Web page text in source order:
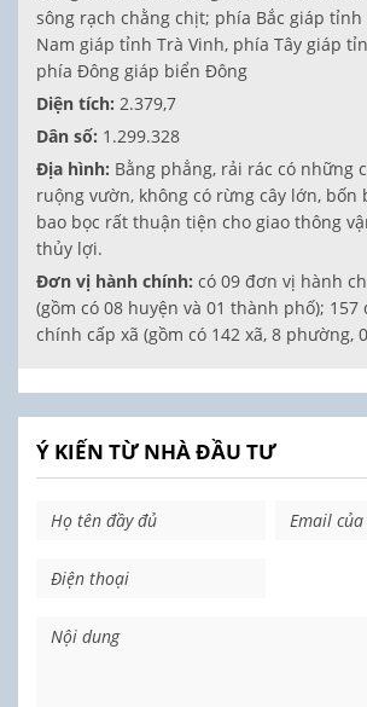
sông rạch chằng chịt; phía Bắc giáp tỉnh
Nam giáp tỉnh Trà Vinh, phía Tây giáp
phía Đông giáp biển Đông
Diện tích: 2.379,7
Dân số: 1.299.328
Địa hình: Bằng phẳng, rải rác có những
ruộng vườn, không có rừng cây lớn, bốn
bao bọc rất thuận tiện cho giao thông
thủy lợi.
Đơn vị hành chính: có 09 đơn vị hành
(gồm có 08 huyện và 01 thành phố);
chính cấp xã (gồm có 142 xã, 8 phường,
Ý KIẾN TỪ NHÀ ĐẦU TƯ